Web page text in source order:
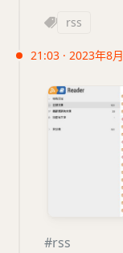
rss
21:03 · 2023年8
#rss